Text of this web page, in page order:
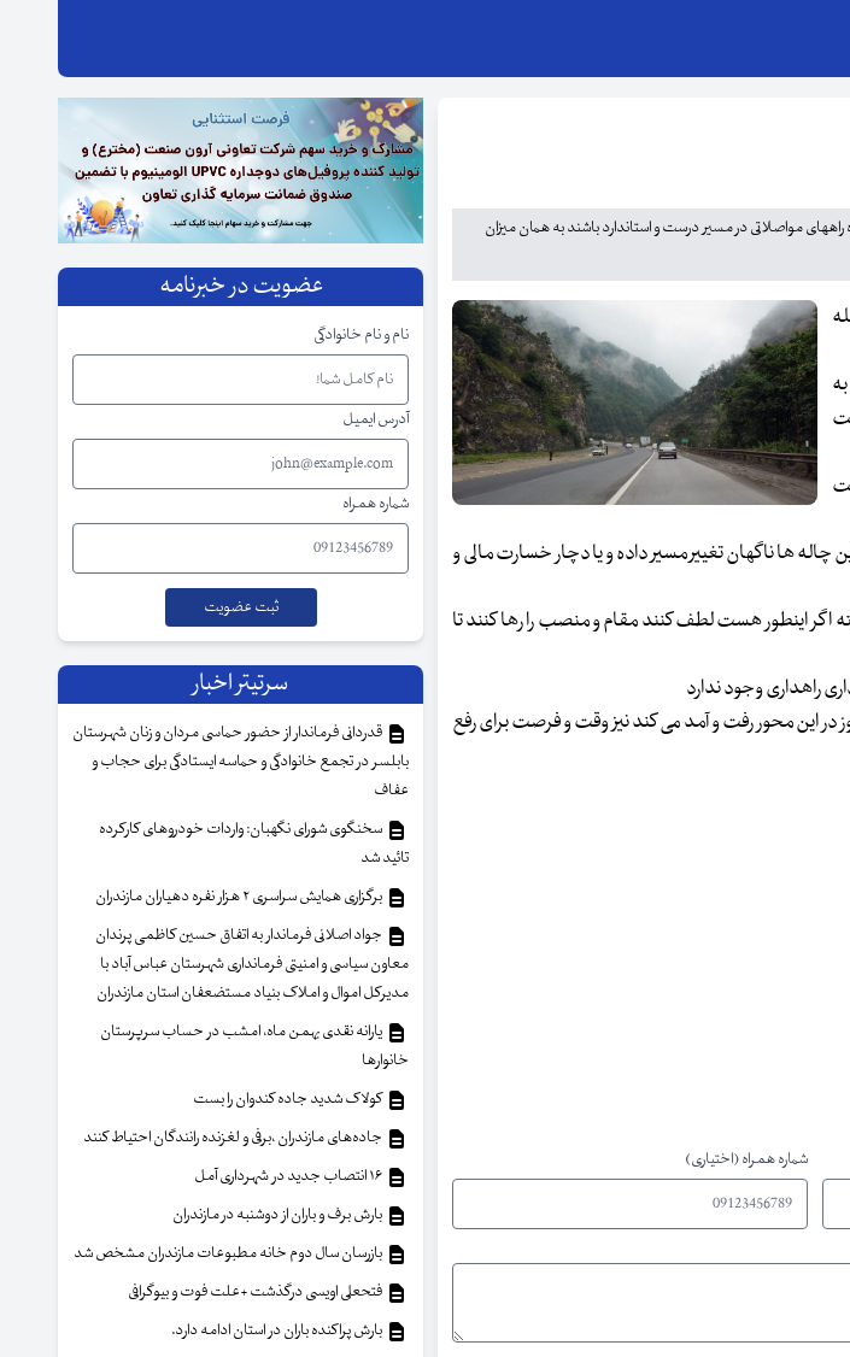
مواصلاتی در مسیر درست و استاندارد باشند به همان میزان
ها ناگهان تغییر مسیر داده و یا دچار خسارت مالی و
اگر اینطور هست لطف کنند مقام و منصب را رها کنند تا
راهداری وجود ندارد
این محور رفت و آمد می کند نیز وقت و فرصت برای رفع
شماره همراه (اختیاری)
عضویت در خبرنامه
نام و نام خانوادگی
آدرس ایمیل
شماره همراه
سرتیتر اخبار
قدردانی فرماندار از حضور حماسی مردان و زنان شهرستان
بابلسر در تجمع خانوادگی و حماسه ایستادگی برای حجاب و
عفاف
سخنگوی شورای نگهبان: واردات خودروهای کارکرده
تائید شد
برگزاری همایش سراسری ۲ هزار نفره دهیاران مازندران
جواد اصلانی فرماندار به اتفاق حسین کاظمی پرندان
معاون سیاسی و امنیتی فرمانداری شهرستان عباس آباد با
مدیرکل اموال و املاک بنیاد مستضعفان استان مازندران
یارانه نقدی بهمن ماه، امشب در حساب سرپرستان
خانوار‌ها
کولاک شدید جاده کندوان را بست
جاده‌های مازندران ،برفی و لغزنده رانندگان احتیاط کنند
بارش برف و باران از دوشنبه در مازندران
بازرسان سال دوم خانه مطبوعات مازندران مشخص شد
فتحعلی اویسی درگذشت +علت فوت و بیوگرافی
بارش پراکنده باران در استان ادامه دارد.